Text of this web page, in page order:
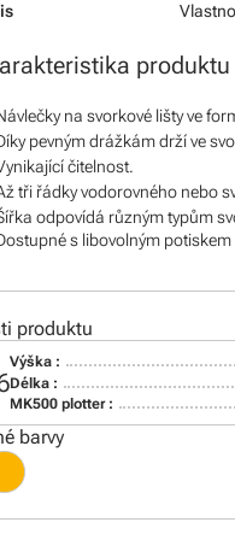
produktu
na svorkové lišty ve
pevným drážkám drží ve
čitelnost.
tři řádky vodorovného nebo
odpovídá různým typům
s libovolným
produktu
Výška :
Délka :
MK500 plotter :
barvy